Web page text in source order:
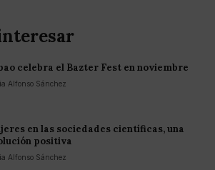
celebra el Bazter Fest en noviembre
Alfonso Sánchez
en las sociedades científicas, una
positiva
Alfonso Sánchez